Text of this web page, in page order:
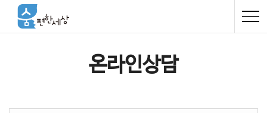
온라인상담